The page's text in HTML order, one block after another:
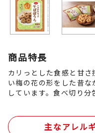
商品特長
カリっとした食感と甘
い梅の花の形をした昔
しています。食べ切り分
主なアレル